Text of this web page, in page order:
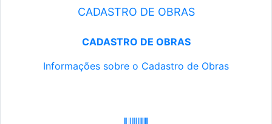
CADASTRO DE OBRAS
CADASTRO DE OBRAS
Informações sobre o Cadastro de Obras